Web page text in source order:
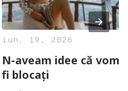
iun. 19, 2026
N-aveam idee că vom
fi blocați